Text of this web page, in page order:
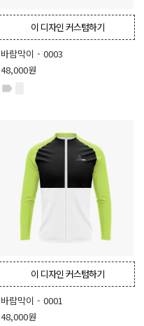
이 디자인 커스텀하기
바람막이 - 0003
48,000원
label
이 디자인 커스텀하기
바람막이 - 0001
48,000원